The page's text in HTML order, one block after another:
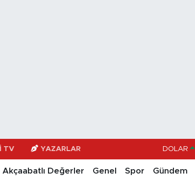
TV YAZARLAR DOLAR
EURO
Akçaabatlı Değerler Genel Spor Gündem